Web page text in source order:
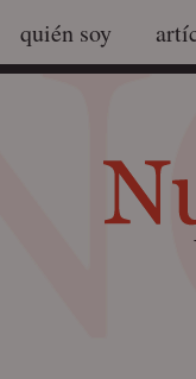
quién soy